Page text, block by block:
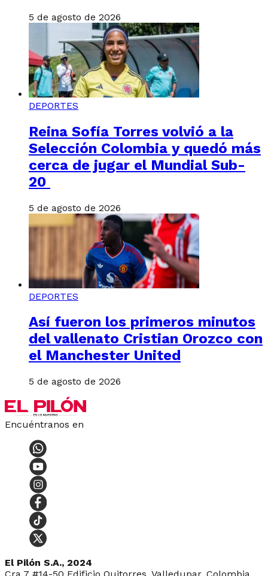
5 de agosto de 2026
DEPORTES
Reina Sofía Torres volvió a la
Selección Colombia y quedó más
cerca de jugar el Mundial Sub-
20
5 de agosto de 2026
DEPORTES
Así fueron los primeros minutos
del vallenato Cristian Orozco con
el Manchester United
5 de agosto de 2026
Encuéntranos en
El Pilón S.A., 2024